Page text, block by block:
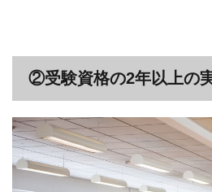
②受験資格の2年以上の